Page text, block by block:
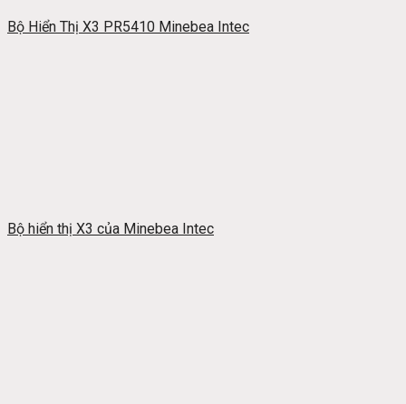
Bộ Hiển Thị X3 PR5410 Minebea Intec
Bộ hiển thị X3 của Minebea Intec